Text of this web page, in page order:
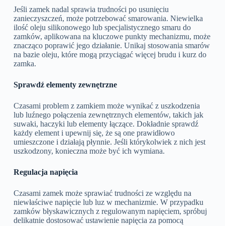
Jeśli zamek nadal sprawia trudności po usunięciu
zanieczyszczeń, może potrzebować smarowania. Niewielka
ilość oleju silikonowego lub specjalistycznego smaru do
zamków, aplikowana na kluczowe punkty mechanizmu, może
znacząco poprawić jego działanie. Unikaj stosowania smarów
na bazie oleju, które mogą przyciągać więcej brudu i kurz do
zamka.
Sprawdź elementy zewnętrzne
Czasami problem z zamkiem może wynikać z uszkodzenia
lub luźnego połączenia zewnętrznych elementów, takich jak
suwaki, haczyki lub elementy łączące. Dokładnie sprawdź
każdy element i upewnij się, że są one prawidłowo
umieszczone i działają płynnie. Jeśli którykolwiek z nich jest
uszkodzony, konieczna może być ich wymiana.
Regulacja napięcia
Czasami zamek może sprawiać trudności ze względu na
niewłaściwe napięcie lub luz w mechanizmie. W przypadku
zamków błyskawicznych z regulowanym napięciem, spróbuj
delikatnie dostosować ustawienie napięcia za pomocą